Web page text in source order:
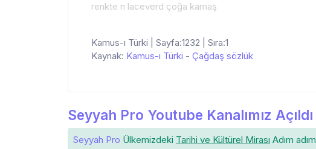
renkte n laceverd çoğa kamaş
Kamus-ı Türki | Sayfa:1232 | Sıra:1
Kaynak: Kamus-ı Türki - Çağdaş sözlük
Seyyah Pro Youtube Kanalımız Açıldı
Seyyah Pro Ülkemizdeki Tarihi ve Kültürel Mirası Adım adım